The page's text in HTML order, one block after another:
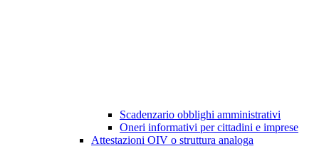
Scadenzario obblighi amministrativi
Oneri informativi per cittadini e imprese
Attestazioni OIV o struttura analoga